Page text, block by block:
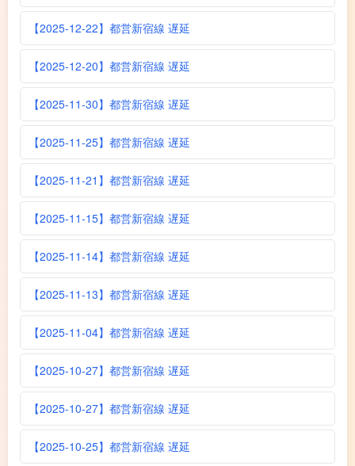
【2025-12-22】都営新宿線 遅延
【2025-12-20】都営新宿線 遅延
【2025-11-30】都営新宿線 遅延
【2025-11-25】都営新宿線 遅延
【2025-11-21】都営新宿線 遅延
【2025-11-15】都営新宿線 遅延
【2025-11-14】都営新宿線 遅延
【2025-11-13】都営新宿線 遅延
【2025-11-04】都営新宿線 遅延
【2025-10-27】都営新宿線 遅延
【2025-10-27】都営新宿線 遅延
【2025-10-25】都営新宿線 遅延